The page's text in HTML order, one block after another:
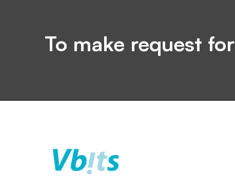
To make request for